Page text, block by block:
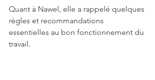
Quant à Nawel, elle a rappelé quelques
règles et recommandations
essentielles au bon fonctionnement du
travail.